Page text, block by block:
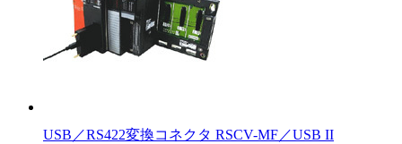
USB／RS422変換コネクタ RSCV-MF／USB II